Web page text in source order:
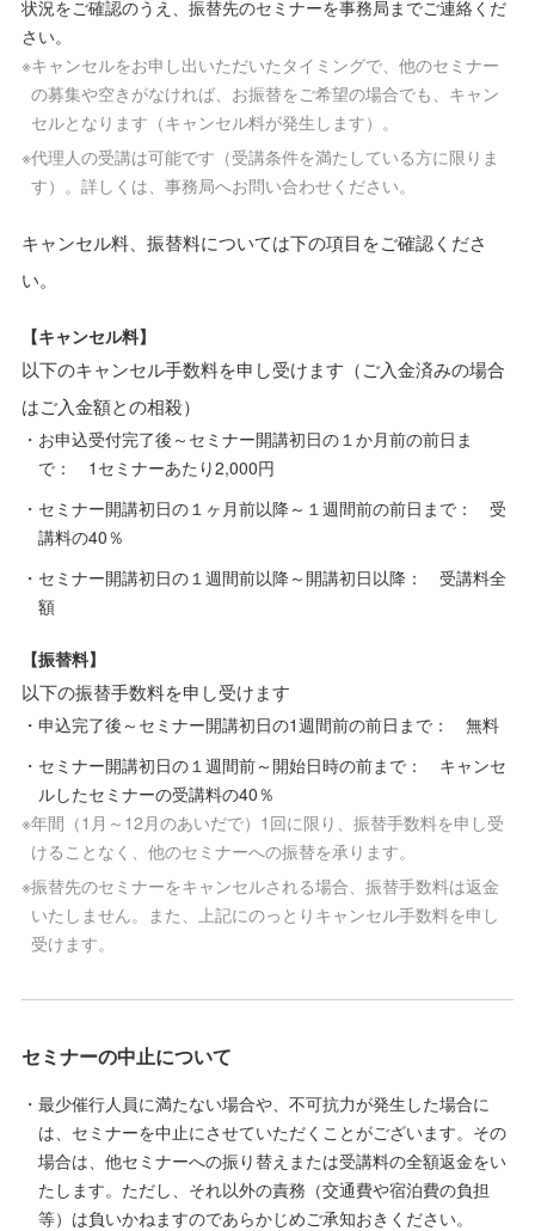
状況をご確認のうえ、振替先のセミナーを事務局までご連絡くだ
さい。
※キャンセルをお申し出いただいたタイミングで、他のセミナー
の募集や空きがなければ、お振替をご希望の場合でも、キャン
セルとなります（キャンセル料が発生します）。
※代理人の受講は可能です（受講条件を満たしている方に限りま
す）。詳しくは、事務局へお問い合わせください。
キャンセル料、振替料については下の項目をご確認くださ
い。
【キャンセル料】
以下のキャンセル手数料を申し受けます（ご入金済みの場合
はご入金額との相殺）
お申込受付完了後～セミナー開講初日の１か月前の前日ま
で： 1セミナーあたり2,000円
セミナー開講初日の１ヶ月前以降～１週間前の前日まで： 受
講料の40％
セミナー開講初日の１週間前以降～開講初日以降： 受講料全
額
【振替料】
以下の振替手数料を申し受けます
申込完了後～セミナー開講初日の1週間前の前日まで： 無料
セミナー開講初日の１週間前～開始日時の前まで： キャンセ
ルしたセミナーの受講料の40％
※年間（1月～12月のあいだで）1回に限り、振替手数料を申し受
けることなく、他のセミナーへの振替を承ります。
※振替先のセミナーをキャンセルされる場合、振替手数料は返金
いたしません。また、上記にのっとりキャンセル手数料を申し
受けます。
セミナーの中止について
最少催行人員に満たない場合や、不可抗力が発生した場合に
は、セミナーを中止にさせていただくことがございます。その
場合は、他セミナーへの振り替えまたは受講料の全額返金をい
たします。ただし、それ以外の責務（交通費や宿泊費の負担
等）は負いかねますのであらかじめご承知おきください。